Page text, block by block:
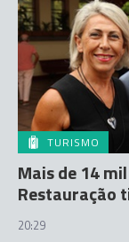
TURISMO
Mais de 14
Restauração
20:29